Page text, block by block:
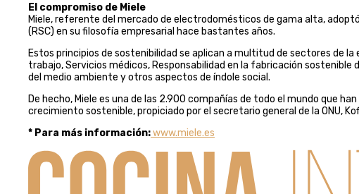
El compromiso de Miele
Miele, referente del mercado de electrodomésticos de gama alta,
(RSC) en su filosofía empresarial hace bastantes años.
Estos principios de sostenibilidad se aplican a multitud de sectores de la
trabajo, Servicios médicos, Responsabilidad en la fabricación
del medio ambiente y otros aspectos de índole social.
De hecho, Miele es una de las 2.900 compañías de todo el mundo que
crecimiento sostenible, propiciado por el secretario general de la ONU,
* Para más información:www.miele.es